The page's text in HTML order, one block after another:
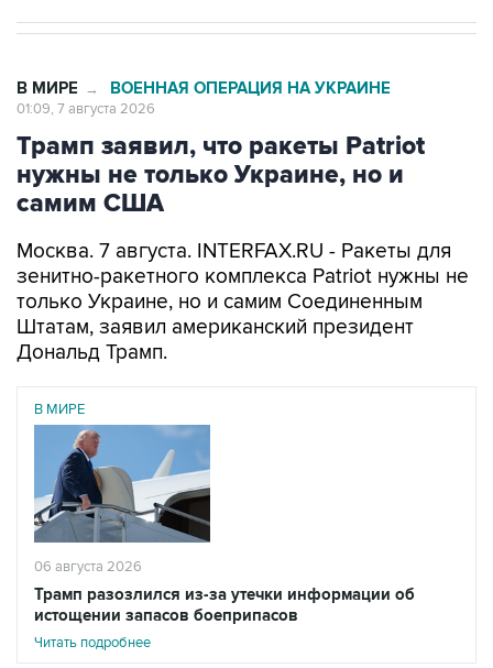
Трамп заявил, что ракеты Patriot
нужны не только Украине, но и
самим США
Москва. 7 августа. INTERFAX.RU - Ракеты для
только Украине, но и самим Соединенным
Штатам, заявил американский президент
Дональд Трамп.
В МИРЕ
06 августа 2026
Трамп разозлился из-за утечки информации об
истощении запасов боеприпасов
Читать подробнее
"Нам самим тоже нужны ракеты", - сказал он в